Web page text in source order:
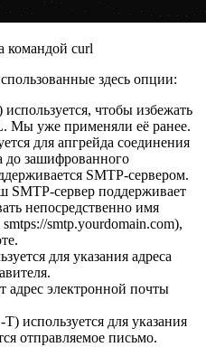
командой curl
здесь опции:
чтобы избежать
Мы уже применяли её ранее.
для апгрейда соединения
до зашифрованного
SMTP-сервером.
SMTP-сервер поддерживает
непосредственно имя
smtp.yourdomain.com),
для указания адреса
адрес электронной почты
используется для указания
отправляемое письмо.